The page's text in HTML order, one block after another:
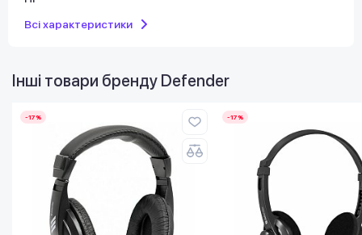
Всі характеристики
Інші товари бренду Defender
-17% -17%